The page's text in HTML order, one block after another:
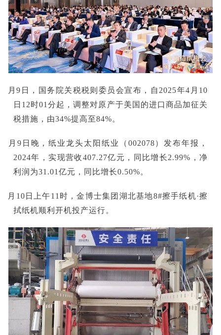
月9日，国务院关税税则委员会宣布，自2025年4月10
日12时01分起，调整对原产于美国的进口商品加征关
税措施，由34%提高至84%。
月9日晚，纸业龙头太阳纸业（002078）发布年报，
2024年，实现营收407.27亿元，同比增长2.99%，净
利润为31.01亿元，同比增长0.50%。
月10日上午11时，金博士集团湖北基地8#擦手纸机·擦
拭纸机顺利开机投产运行。